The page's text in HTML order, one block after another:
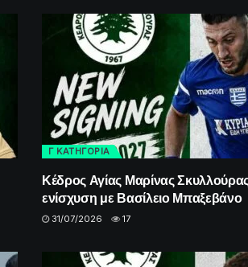
Γ ΚΑΤΗΓΟΡΙΑ
Κέδρος Αγίας Μαρίνας
ενίσχυση με Βασίλειο Μπαξεβάνο
31/07/2026 17